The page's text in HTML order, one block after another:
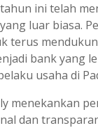
ini telah
luar biasa.
terus
bank yang
usaha di
menekankan
dan